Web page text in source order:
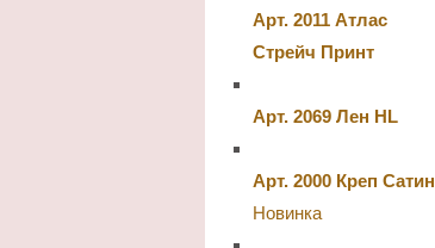
Арт. 2011 Атлас
Стрейч Принт
Арт. 2069 Лен HL
Арт. 2000 Креп Сатин
Новинка